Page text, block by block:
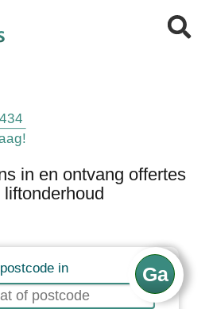
in en ontvang offertes
liftonderhoud
in